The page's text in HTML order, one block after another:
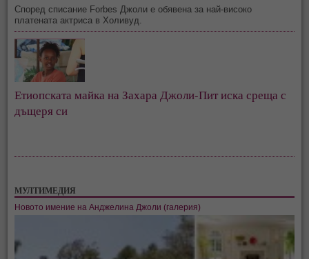
Според списание Forbes Джоли е обявена за най-високо
платената актриса в Холивуд.
Етиопската майка на Захара Джоли-Пит иска среща с
дъщеря си
МУЛТИМЕДИЯ
Новото имение на Анджелина Джоли (галерия)